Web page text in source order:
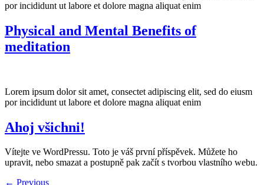
por incididunt ut labore et dolore magna aliquat enim
Physical and Mental Benefits of
meditation
Lorem ipsum dolor sit amet, consectet adipiscing elit, sed do eiusm
por incididunt ut labore et dolore magna aliquat enim
Ahoj všichni!
Vítejte ve WordPressu. Toto je váš první příspěvek. Můžete ho
upravit, nebo smazat a postupně pak začít s tvorbou vlastního webu.
← Previous